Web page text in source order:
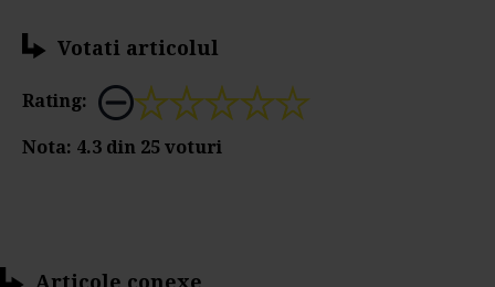
Votati articolul
Rating:
Nota: 4.3 din 25 voturi
Articole conexe